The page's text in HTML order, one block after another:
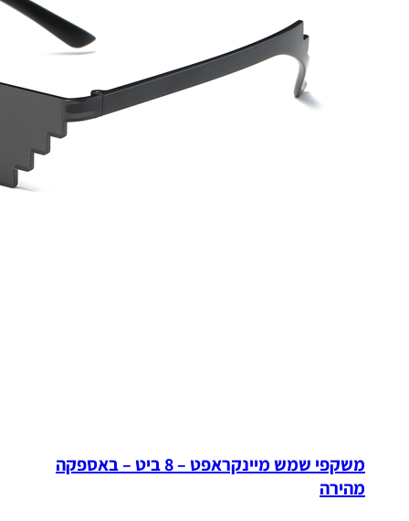
משקפי שמש מיינקראפט – 8 ביט – באספקה
מהירה